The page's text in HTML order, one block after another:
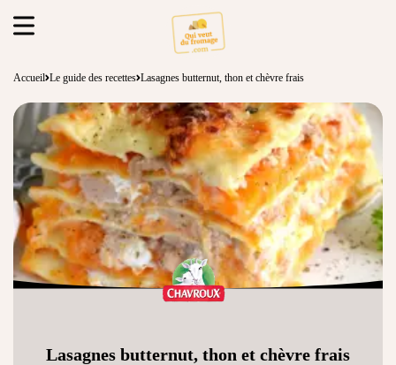
Accueil Le guide des recettes Lasagnes butternut, thon et chèvre frais
Lasagnes butternut, thon et chèvre frais